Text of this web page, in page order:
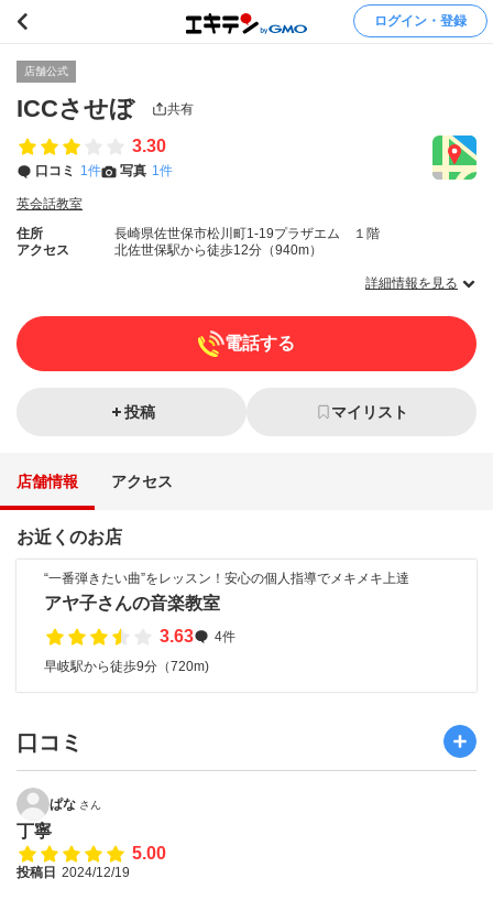
ログイン・登録
店舗公式
ICCさせぼ 共有
3.30
口コミ 1件 写真 1件
英会話教室
住所
長崎県佐世保市松川町1-19プラザエム １階
アクセス
北佐世保駅から徒歩12分（940m）
詳細情報を見る
電話する
投稿 マイリスト
店舗情報 アクセス
お近くのお店
“一番弾きたい曲”をレッスン！安心の個人指導でメキメキ上達
アヤ子さんの音楽教室
3.63
4件
早岐駅から徒歩9分（720m)
口コミ
ぱな さん
丁寧
5.00
投稿日 2024/12/19